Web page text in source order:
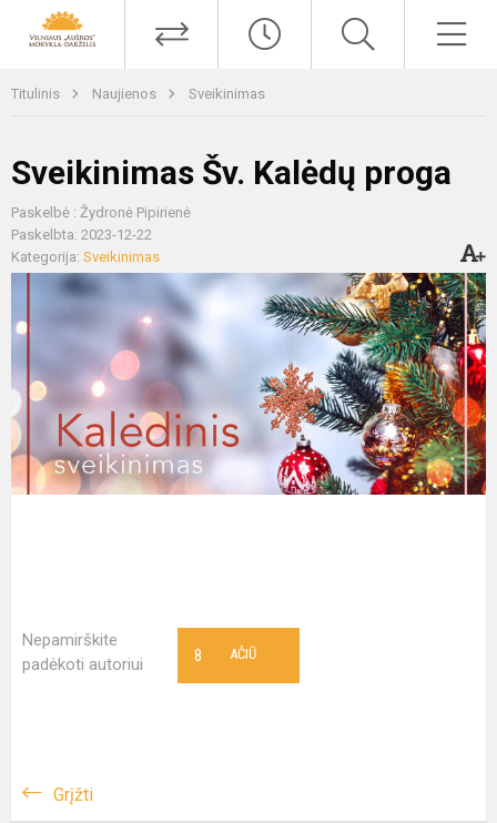
Titulinis Naujienos Sveikinimas
Sveikinimas Šv. Kalėdų proga
Paskelbė : Žydronė Pipirienė
Paskelbta: 2023-12-22
Kategorija: Sveikinimas
Nepamirškite
padėkoti autoriui
AČIŪ
8
Grįžti